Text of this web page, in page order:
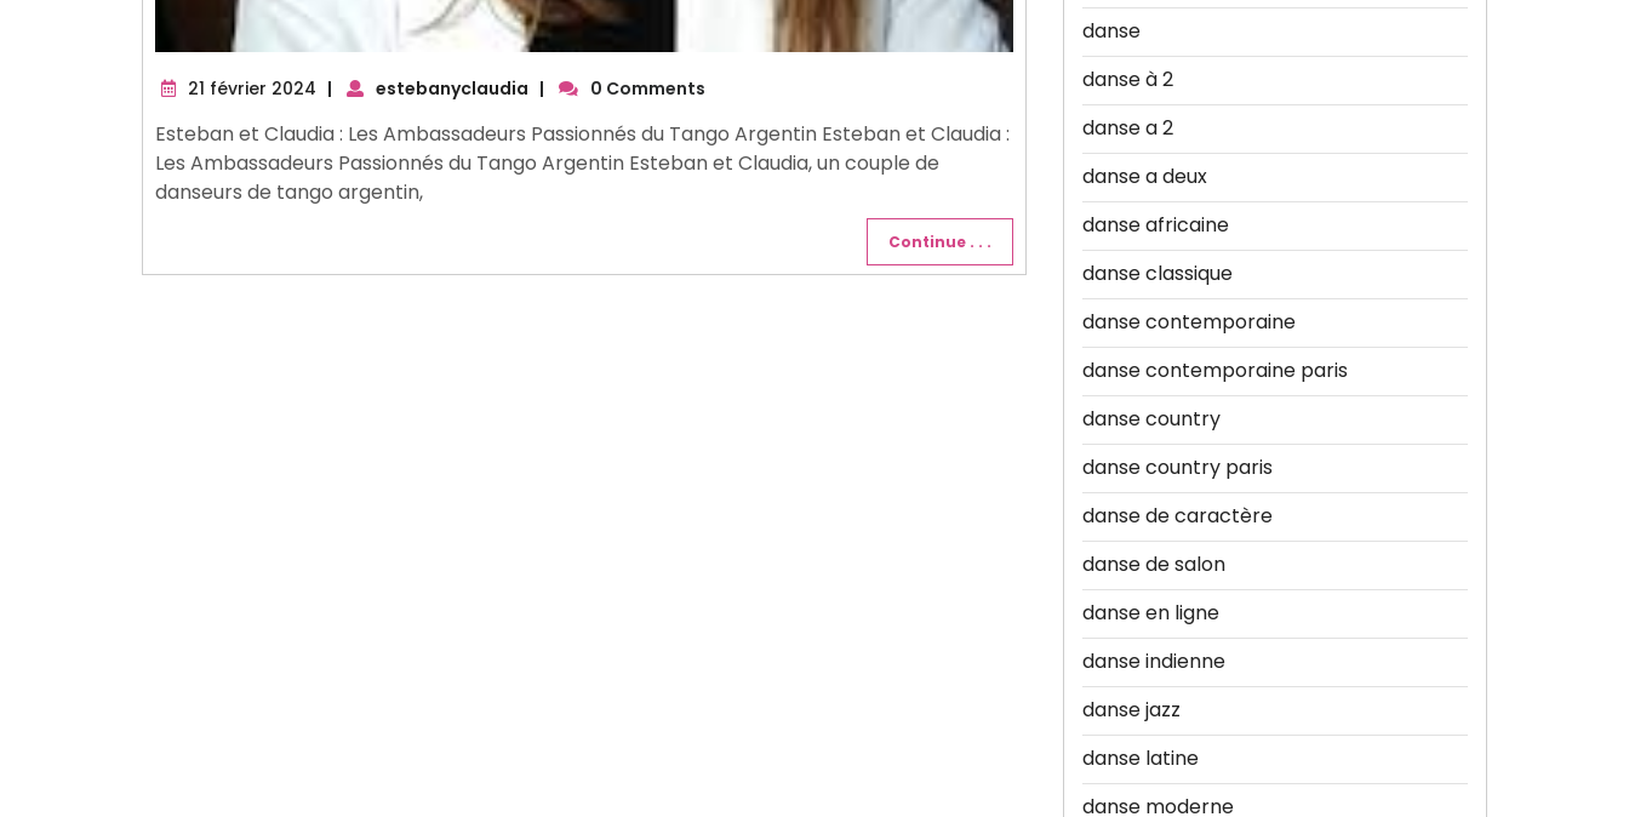
21 février 2024 21
2024
| estebanyclaudia | 0 Comments
Esteban et Claudia : Les Ambassadeurs Passionnés du Tango Argentin Esteban et Claudia :
Les Ambassadeurs Passionnés du Tango Argentin Esteban et Claudia, un couple de
danseurs de tango argentin,
Continue . . .
danse
danse à 2
danse a 2
danse a deux
danse africaine
danse classique
danse contemporaine
danse contemporaine paris
danse country
danse country paris
danse de caractère
danse de salon
danse en ligne
danse indienne
danse jazz
danse latine
danse moderne